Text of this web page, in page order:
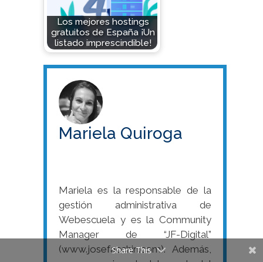
Los mejores hostings
gratuitos de España ¡Un
listado imprescindible!
Mariela Quiroga
Mariela es la responsable de la
gestión administrativa de
Webescuela y es la Community
Manager de “JF-Digital”
(www.josefacchin.com). Además,
Share This